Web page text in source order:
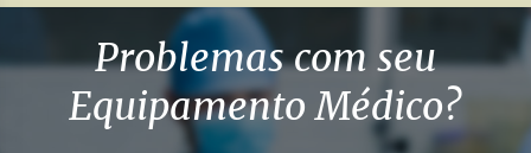
Problemas com seu
Equipamento Médico?